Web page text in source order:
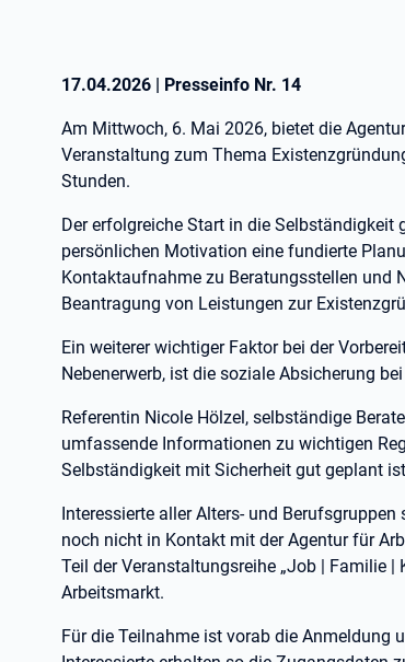
17.04.2026 | Presseinfo Nr. 14
Am Mittwoch, 6. Mai 2026, bietet die
Veranstaltung zum Thema
Stunden.
Der erfolgreiche Start in die Selbständigkeit
persönlichen Motivation eine fundierte
Kontaktaufnahme zu Beratungsstellen und
Beantragung von Leistungen zur
Ein weiterer wichtiger Faktor bei der
Nebenerwerb, ist die soziale Absicherung
Referentin Nicole Hölzel, selbständige
umfassende Informationen zu wichtigen
Selbständigkeit mit Sicherheit gut geplant
Interessierte aller Alters- und
noch nicht in Kontakt mit der Agentur für
Teil der Veranstaltungsreihe „Job | Familie
Arbeitsmarkt.
Für die Teilnahme ist vorab die Anmeldung